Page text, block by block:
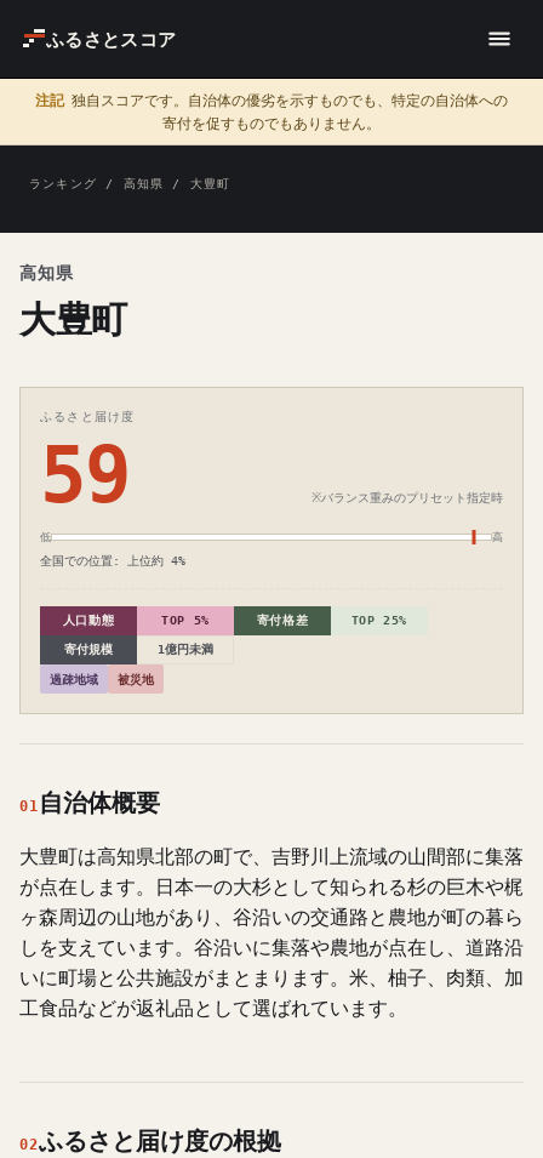
ふるさとスコア
注記 独自スコアです。自治体の優劣を示すものでも、特定の自治体への
寄付を促すものでもありません。
ランキング / 高知県 / 大豊町
高知県
大豊町
ふるさと届け度
59 ※バランス重みのプリセット指定時
低 高
全国での位置: 上位約 4%
人口動態 TOP 5% 寄付格差 TOP 25%
寄付規模 1億円未満
過疎地域 被災地
01 自治体概要
大豊町は高知県北部の町で、吉野川上流域の山間部に集落
が点在します。日本一の大杉として知られる杉の巨木や梶
ヶ森周辺の山地があり、谷沿いの交通路と農地が町の暮ら
しを支えています。谷沿いに集落や農地が点在し、道路沿
いに町場と公共施設がまとまります。米、柚子、肉類、加
工食品などが返礼品として選ばれています。
02ふるさと届け度の根拠